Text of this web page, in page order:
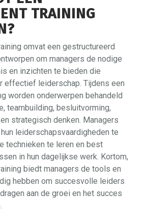
TRAINING
omvat een gestructureerd
om managers de nodige
en inzichten te bieden die
effectief leiderschap. Tijdens een
worden onderwerpen behandeld
teambuilding, besluitvorming,
strategisch denken. Managers
leiderschapsvaardigheden te
technieken te leren en best
in hun dagelijkse werk. Kortom,
biedt managers de tools en
hebben om succesvolle leiders
aan de groei en het succes